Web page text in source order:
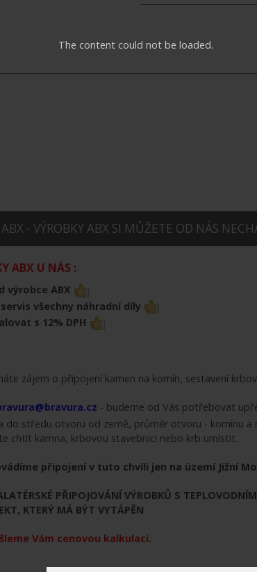
The content could not be loaded.
- VÝROBKY ABX SI MŮŽETE OD NÁS
ABX U NÁS :
výrobce ABX
všechny náhradní díly
s 12% DPH
zájem o připojení kamen na komín, sestavení
- budeme od Vás potřebovat
do středu otvoru od země, průměr otvoru - komínu
chtít kamna, krbovou stavebnici nebo krb umístit.
připojení v tuto chvíli jen na území Jižní
PŘIPOJOVÁNÍ VÝROBKŮ S
KTERÝ MÁ BÝT VYTÁPĚN
Vám cenovou kalkulaci.